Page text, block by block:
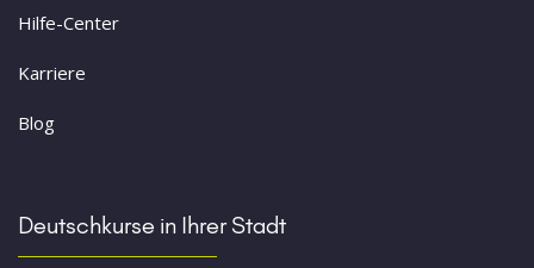
Hilfe-Center
Karriere
Blog
Deutschkurse in Ihrer Stadt